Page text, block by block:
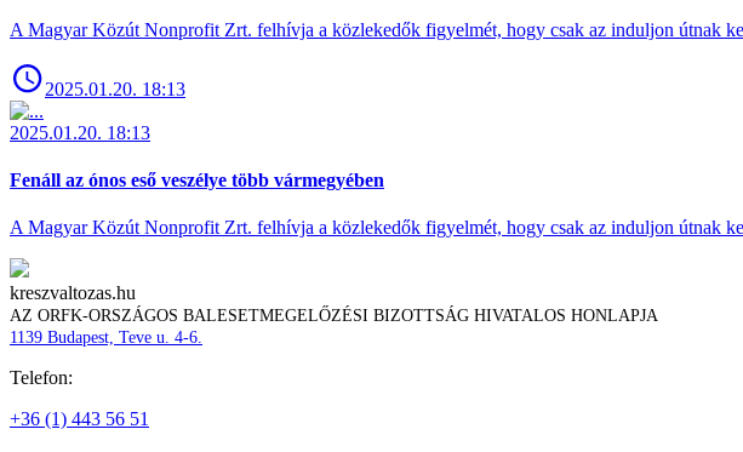
A Magyar Közút Nonprofit Zrt. felhívja a közlekedők figyelmét, hogy csak az induljon útnak
2025.01.20. 18:13
2025.01.20. 18:13
Fenáll az ónos eső veszélye több vármegyében
A Magyar Közút Nonprofit Zrt. felhívja a közlekedők figyelmét, hogy csak az induljon útnak
kreszvaltozas.hu
AZ ORFK-ORSZÁGOS BALESETMEGELŐZÉSI BIZOTTSÁG HIVATALOS HONLAPJA
1139 Budapest, Teve u. 4-6.
Telefon:
+36 (1) 443 56 51